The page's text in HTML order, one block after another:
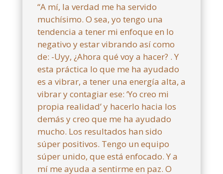
“A mí, la verdad me ha servido
muchísimo. O sea, yo tengo una
tendencia a tener mi enfoque en lo
negativo y estar vibrando así como
de: -Uyy, ¿Ahora qué voy a hacer? . Y
esta práctica lo que me ha ayudado
es a vibrar, a tener una energía alta, a
vibrar y contagiar ese: ‘Yo creo mi
propia realidad’ y hacerlo hacia los
demás y creo que me ha ayudado
mucho. Los resultados han sido
súper positivos. Tengo un equipo
súper unido, que está enfocado. Y a
mí me ayuda a sentirme en paz. O